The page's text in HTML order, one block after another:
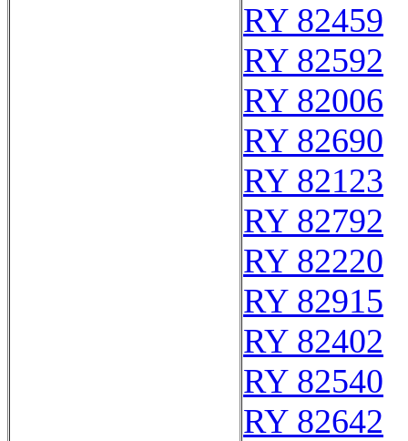
RY 82459
RY 82592
RY 82006
RY 82690
RY 82123
RY 82792
RY 82220
RY 82915
RY 82402
RY 82540
RY 82642